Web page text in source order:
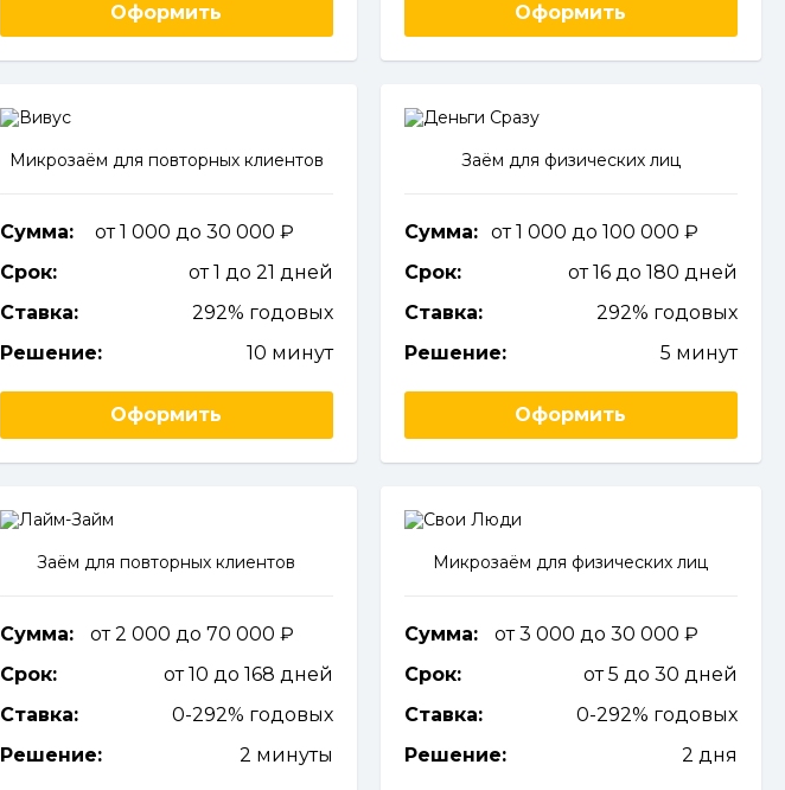
Оформить Оформить
Микрозаём для повторных клиентов
Сумма:
от 1 000 до 30 000
Срок:
от 1 до 21 дней
Ставка:
292% годовых
Решение:
10 минут
Оформить
Заём для физических лиц
Сумма: от 1 000 до 100 000
Срок:
от 16 до 180 дней
Ставка:
292% годовых
Решение:
5 минут
Оформить
Заём для повторных клиентов
Сумма:
от 2 000 до 70 000
Срок:
от 10 до 168 дней
Ставка:
0-292% годовых
Решение:
2 минуты
Микрозаём для физических лиц
Сумма:
от 3 000 до 30 000
Срок:
от 5 до 30 дней
Ставка:
0-292% годовых
Решение:
2 дня